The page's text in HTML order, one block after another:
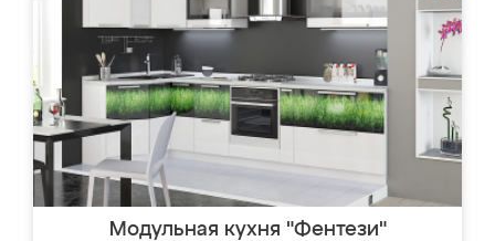
Модульная кухня "Фентези"